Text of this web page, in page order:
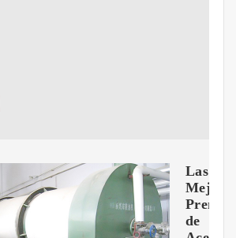
Las
Prensas
de